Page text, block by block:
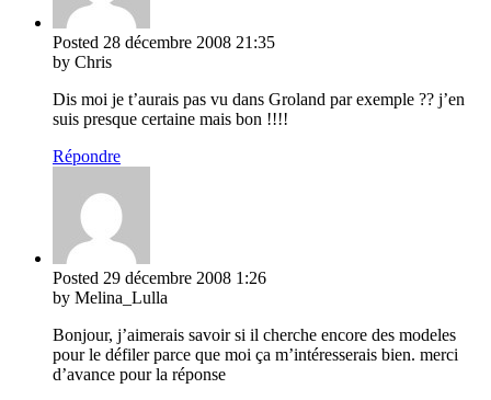
Posted 28 décembre 2008 21:35
by Chris
Dis moi je t’aurais pas vu dans Groland par exemple ?? j’en
suis presque certaine mais bon !!!!
Répondre
Posted 29 décembre 2008 1:26
by Melina_Lulla
Bonjour, j’aimerais savoir si il cherche encore des modeles
pour le défiler parce que moi ça m’intéresserais bien. merci
d’avance pour la réponse